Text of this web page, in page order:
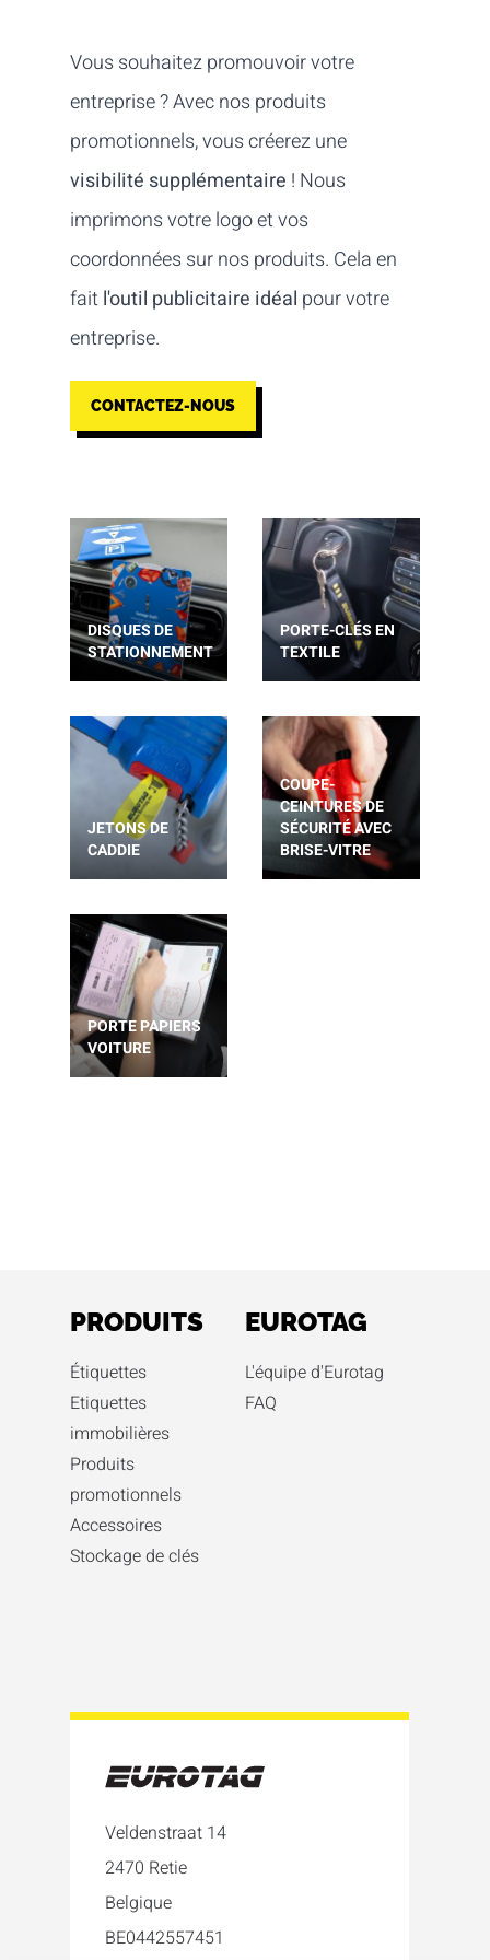
Vous souhaitez promouvoir votre
entreprise ? Avec nos produits
promotionnels, vous créerez une
visibilité supplémentaire ! Nous
imprimons votre logo et vos
coordonnées sur nos produits. Cela en
faitl'outil publicitaire idéal pour votre
entreprise.
CONTACTEZ-NOUS
DISQUES DE
STATIONNEMENT
PORTE-CLÉS EN
TEXTILE
JETONS DE
CADDIE
COUPE-
CEINTURES DE
SÉCURITÉ AVEC
BRISE-VITRE
PORTE PAPIERS
VOITURE
PRODUITS
Étiquettes
Etiquettes
immobilières
Produits
promotionnels
Accessoires
Stockage de clés
EUROTAG
L'équipe d'Eurotag
FAQ
Veldenstraat 14
2470 Retie
Belgique
BE0442557451